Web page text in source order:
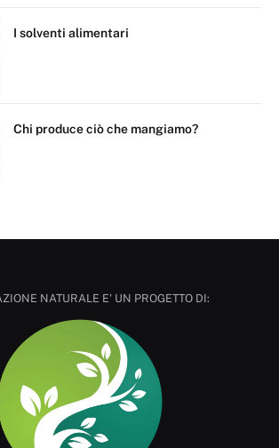
I solventi alimentari
Chi produce ciò che mangiamo?
NATURALE E' UN PROGETTO DI: